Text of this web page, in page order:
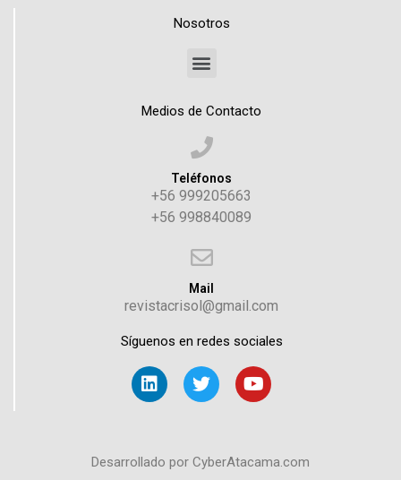
Nosotros
Medios de Contacto
Teléfonos
+56 999205663
+56 998840089
Mail
revistacrisol@gmail.com
Síguenos en redes sociales
Desarrollado por CyberAtacama.com